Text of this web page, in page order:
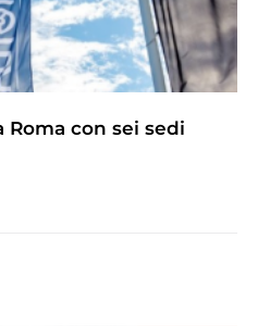
con sei sedi